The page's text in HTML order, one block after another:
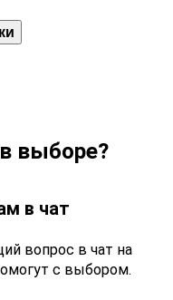
выборе?
в чат
вопрос в чат на
с выбором.